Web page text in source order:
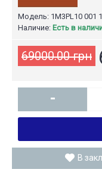
Модель: 1M3PL10 001
Наличие: Есть в
69000.00 грн
-
В